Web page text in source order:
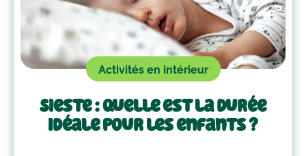
Activités en intérieur
Sieste : quelle est la durée
idéale pour les enfants ?